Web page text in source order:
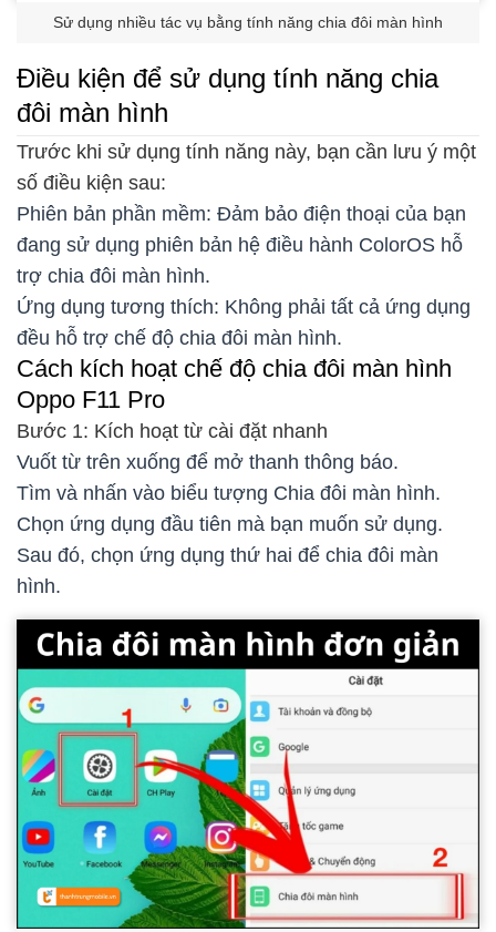
Sử dụng nhiều tác vụ bằng tính năng chia đôi màn hình
Điều kiện để sử dụng tính năng chia
đôi màn hình
Trước khi sử dụng tính năng này, bạn cần lưu ý một
số điều kiện sau:
Phiên bản phần mềm: Đảm bảo điện thoại của bạn
đang sử dụng phiên bản hệ điều hành ColorOS hỗ
trợ chia đôi màn hình.
Ứng dụng tương thích: Không phải tất cả ứng dụng
đều hỗ trợ chế độ chia đôi màn hình.
Cách kích hoạt chế độ chia đôi màn hình
Oppo F11 Pro
Bước 1: Kích hoạt từ cài đặt nhanh
Vuốt từ trên xuống để mở thanh thông báo.
Tìm và nhấn vào biểu tượng Chia đôi màn hình.
Chọn ứng dụng đầu tiên mà bạn muốn sử dụng.
Sau đó, chọn ứng dụng thứ hai để chia đôi màn
hình.